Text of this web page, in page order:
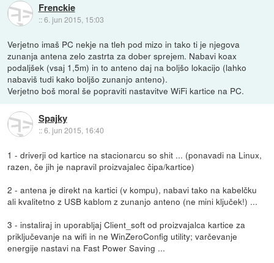
Frenckie
::6. jun 2015, 15:03
Verjetno imaš PC nekje na tleh pod mizo in tako ti je njegova
zunanja antena zelo zastrta za dober sprejem. Nabavi koax
podaljšek (vsaj 1,5m) in to anteno daj na boljšo lokacijo (lahko
nabaviš tudi kako boljšo zunanjo anteno).
Verjetno boš moral še popraviti nastavitve WiFi kartice na PC.
Spajky
::6. jun 2015, 16:40
1 - driverji od kartice na stacionarcu so shit ... (ponavadi na Linux,
razen, če jih je napravil proizvajalec čipa/kartice)
2 - antena je direkt na kartici (v kompu), nabavi tako na kabelčku
ali kvalitetno z USB kablom z zunanjo anteno (ne mini ključek!) ...
3 - instaliraj in uporabljaj Client_soft od proizvajalca kartice za
priključevanje na wifi in ne WinZeroConfig utility; varčevanje
energije nastavi na Fast Power Saving ...